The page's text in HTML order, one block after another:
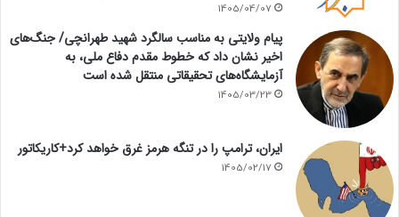
1405/04/07
پیام ولایتی به مناسب سالگرد شهید طهرانچی/ جنگ‌های
اخیر نشان داد که خطوط مقدم دفاع ملی، به
آزمایشگاه‌های تحقیقاتی منتقل شده است
1405/03/23
ایران، ترامپ را در تنگه هرمز غرق خواهد کرد+کاریکاتور
1405/02/17